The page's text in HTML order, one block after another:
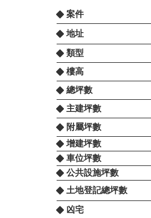
案件
地址
類型
樓高
總坪數
主建坪數
附屬坪數
增建坪數
車位坪數
公共設施坪數
土地登記總坪數
凶宅